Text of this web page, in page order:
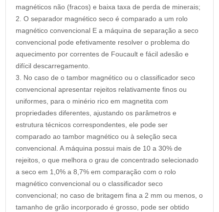
magnéticos não (fracos) e baixa taxa de perda de minerais;
2. O separador magnético seco é comparado a um rolo
magnético convencional E a máquina de separação a seco
convencional pode efetivamente resolver o problema do
aquecimento por correntes de Foucault e fácil adesão e
difícil descarregamento.
3. No caso de o tambor magnético ou o classificador seco
convencional apresentar rejeitos relativamente finos ou
uniformes, para o minério rico em magnetita com
propriedades diferentes, ajustando os parâmetros e
estrutura técnicos correspondentes, ele pode ser
comparado ao tambor magnético ou à seleção seca
convencional. A máquina possui mais de 10 a 30% de
rejeitos, o que melhora o grau de concentrado selecionado
a seco em 1,0% a 8,7% em comparação com o rolo
magnético convencional ou o classificador seco
convencional; no caso de britagem fina a 2 mm ou menos, o
tamanho de grão incorporado é grosso, pode ser obtido